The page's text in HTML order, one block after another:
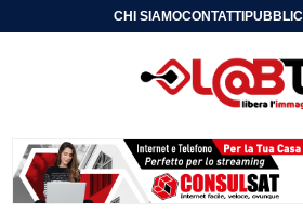
CHI SIAMOCONTATTI